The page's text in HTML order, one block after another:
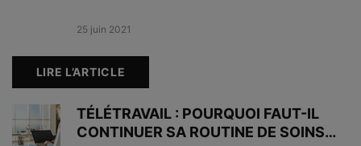
s’évapore ce qui favorise la déshydratation de
transpiration, pollution, poussière, cellules mortes…)
rebooster l’hydratation de votre peau et lui
permettre de s’oxygéner, deux étapes sont
Creation Date:
25 juin 2021
Update Date:
LIRE L’ARTICLE
TÉLÉTRAVAIL : POURQUOI FAUT-IL
CONTINUER SA ROUTINE DE SOINS